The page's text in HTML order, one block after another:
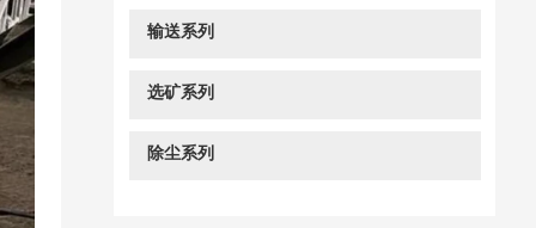
输送系列
选矿系列
除尘系列